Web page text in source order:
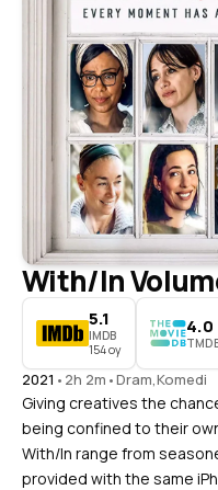
With/In
5.1
IMDB
154 oy
4.0
2021 • 2h 2m •Dram,Komedi
Giving creatives the
being confined to their
With/In range from
provided with the same